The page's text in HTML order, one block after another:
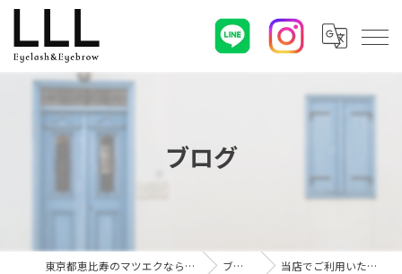
ブログ
東京都恵比寿のマツエクならLLL ブログ 当店でご利用いただ…